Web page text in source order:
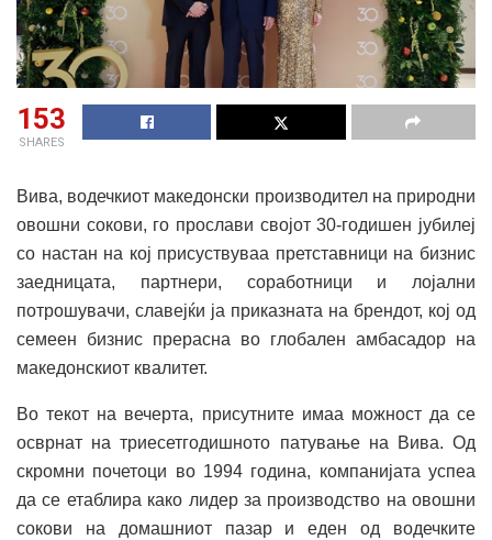
153
SHARES
Вива, водечкиот македонски производител на природни
овошни сокови, го прослави својот 30-годишен јубилеј
со настан на кој присуствуваа претставници на бизнис
заедницата, партнери, соработници и лојални
потрошувачи, славејќи ја приказната на брендот, кој од
семеен бизнис прерасна во глобален амбасадор на
македонскиот квалитет.
Во текот на вечерта, присутните имаа можност да се
осврнат на триесетгодишното патување на Вива. Од
скромни почетоци во 1994 година, компанијата успеа
да се етаблира како лидер за производство на овошни
сокови на домашниот пазар и еден од водечките